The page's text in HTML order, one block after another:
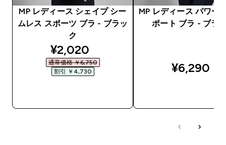
MP レディース シェイプ シー
ムレス スポーツ ブラ - ブラッ
ク
discounted price
¥2,020‎
通常価格 ￥6,750‎
割引 ￥4,730‎
MP レディース パワー
ポート ブラ - ブラ
¥6,290‎